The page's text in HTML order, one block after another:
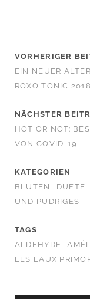
VORHERIGER
EIN NEUER
ROXO TONIC
NÄCHSTER
HOT OR NOT:
VON COVID-19
KATEGORIEN
BLÜTEN
DÜFTE
UND PUDRIGES
TAGS
ALDEHYDE
LES EAUX